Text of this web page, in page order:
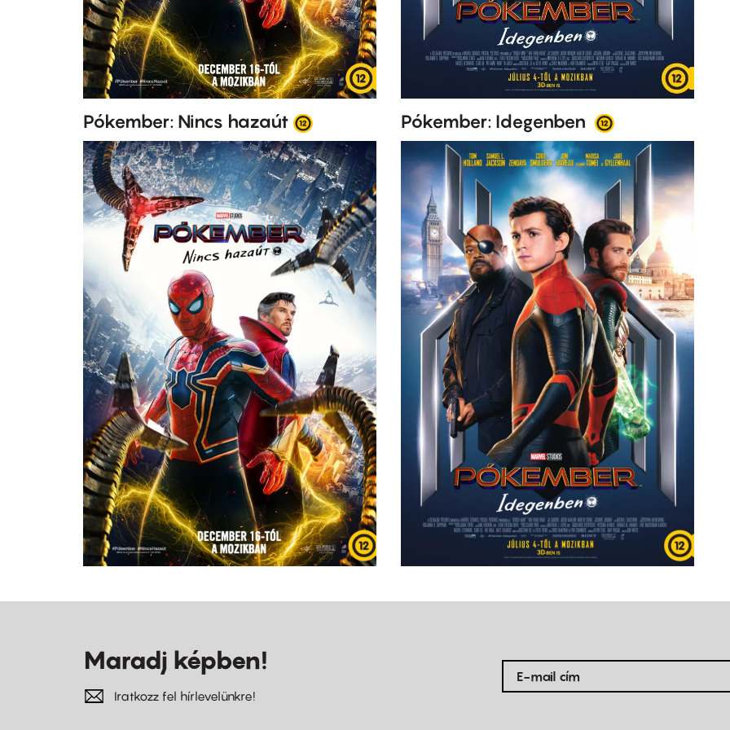
Pókember: Nincs hazaút Pókember: Idegenben
Maradj képben!
Iratkozz fel hírlevelünkre!